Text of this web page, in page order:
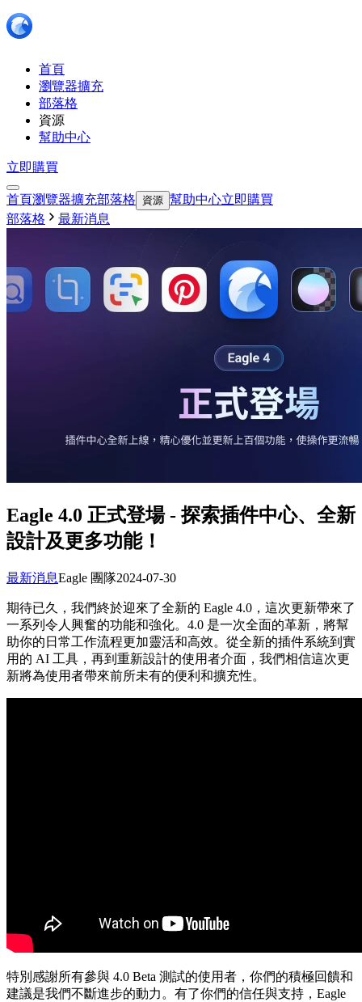
首頁
瀏覽器擴充
部落格
資源
幫助中心
立即購買
首頁瀏覽器擴充部落格 資源 幫助中心立即購買
部落格
最新消息
Eagle 4.0 正式登場 - 探索插件中心、全新
設計及更多功能！
最新消息Eagle 團隊2024-07-30
期待已久，我們終於迎來了全新的 Eagle 4.0，這次更新帶來了
一系列令人興奮的功能和強化。4.0 是一次全面的革新，將幫
助你的日常工作流程更加靈活和高效。從全新的插件系統到實
用的 AI 工具，再到重新設計的使用者介面，我們相信這次更
新將為使用者帶來前所未有的便利和擴充性。
特別感謝所有參與 4.0 Beta 測試的使用者，你們的積極回饋和
建議是我們不斷進步的動力。有了你們的信任與支持，Eagle